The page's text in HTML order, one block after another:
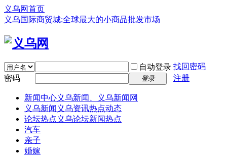
义乌网首页
义乌国际商贸城:全球最大的小商品批发市场
自动登录 找回密码
密码
登录 注册
新闻中心义乌新闻、义乌新闻网
义乌新闻 义乌资讯热点动态
论坛热点 义乌论坛新闻热点
汽车
亲子
婚嫁